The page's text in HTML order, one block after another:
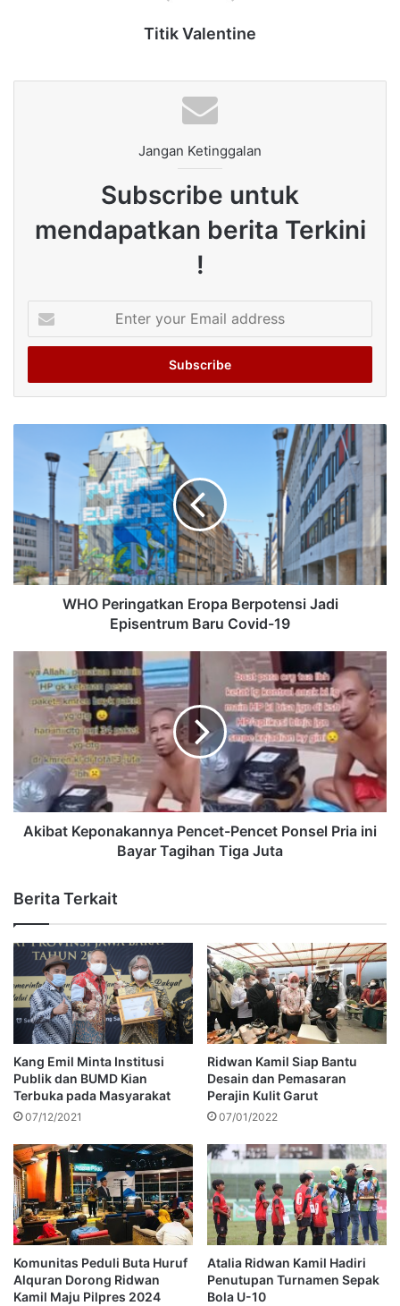
Titik Valentine
Jangan Ketinggalan
Subscribe untuk
mendapatkan berita Terkini
!
your
Email
WHO Peringatkan Eropa Berpotensi Jadi
Episentrum Baru Covid-19
Akibat Keponakannya Pencet-Pencet Ponsel Pria ini
Bayar Tagihan Tiga Juta
Berita Terkait
Kang Emil Minta Institusi
Publik dan BUMD Kian
Terbuka pada Masyarakat
07/12/2021
Ridwan Kamil Siap Bantu
Desain dan Pemasaran
Perajin Kulit Garut
07/01/2022
Komunitas Peduli Buta Huruf
Alquran Dorong Ridwan
Kamil Maju Pilpres 2024
Atalia Ridwan Kamil Hadiri
Penutupan Turnamen Sepak
Bola U-10